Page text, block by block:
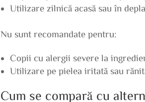
Utilizare zilnică acasă sau în
Nu sunt recomandate pentru:
Copii cu alergii severe la
Utilizare pe pielea iritată sau
Cum se compară cu